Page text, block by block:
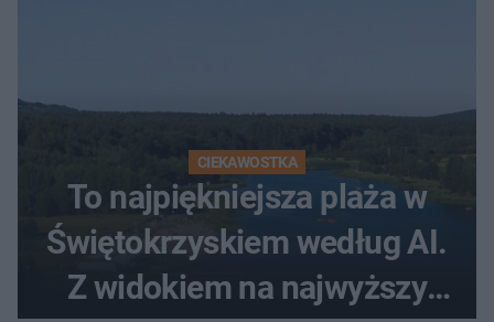
CIEKAWOSTKA
To najpiękniejsza plaża w
Świętokrzyskiem według AI.
Z widokiem na najwyższy